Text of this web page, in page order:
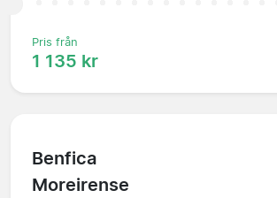
Pris från
1 135 kr
Benfica
Moreirense